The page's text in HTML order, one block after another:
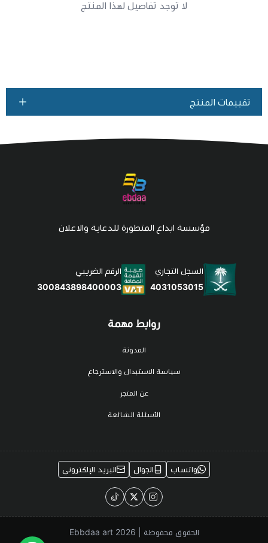
لا توجد تفاصيل لهذا المنتج
تقييمات المنتج
روابط مهمة
المدونة
سياسة الاستبدال والاسترجاع
عن المتجر
الأسئلة الشائعة
مؤسسة ابداع المتطورة للدعاية والاعلان
السجل التجاري
4031053015
الرقم الضريبي
300843898400003
واتساب الجوال البريد الإلكتروني
الحقوق محفوظة | 2026 Ebbdaa art